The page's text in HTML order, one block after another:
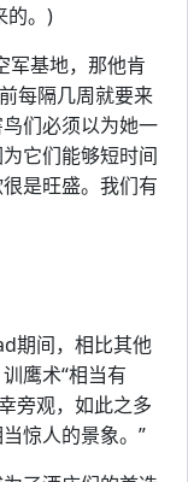
的。)
军基地，那他肯
每隔几周就要来
们必须以为她一
它们能够短时间
是旺盛。我们有
期间，相比其他
鹰术“相当有
旁观，如此之多
惊人的景象。”